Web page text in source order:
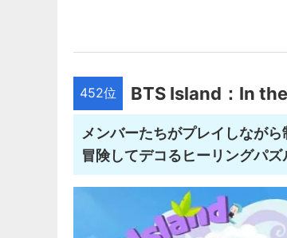
452位 BTS Island：In
メンバーたちがプレイしなが
冒険してデコるヒーリングパズ